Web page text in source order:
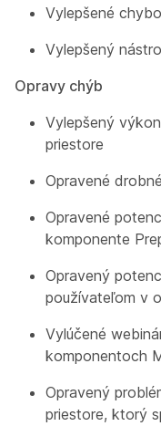
Vylepšené
Vylepšený
Opravy chýb
Vylepšený
priestore
Opravené
Opravené
komponente
Opravený
používateľom v
Vylúčené
komponentoch
Opravený
priestore, ktorý